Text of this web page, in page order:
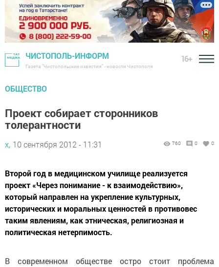
ЧИСТОПОЛЬ-ИНФОРМ
Газета "Чистопольские известия" - новости Чистополя
16+
ОБЩЕСТВО
Проект собирает сторонников
толерантности
х, 10 сентября 2012 - 11:31 760 0 0
Второй год в медицинском училище реализуется
проект «Через понимание - к взаимодействию»,
который направлен на укрепление культурных,
исторических и моральных ценностей в противовес
таким явлениям, как этническая, религиозная и
политическая нетерпимость.
В современном обществе остро стоит проблема